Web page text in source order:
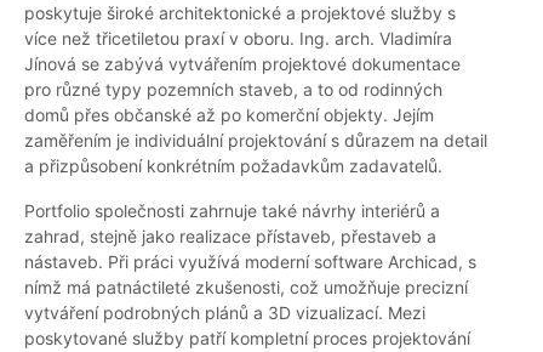
poskytuje široké architektonické a projektové služby s
více než třicetiletou praxí v oboru. Ing. arch. Vladimíra
Jínová se zabývá vytvářením projektové dokumentace
pro různé typy pozemních staveb, a to od rodinných
domů přes občanské až po komerční objekty. Jejím
zaměřením je individuální projektování s důrazem na detail
a přizpůsobení konkrétním požadavkům zadavatelů.
Portfolio společnosti zahrnuje také návrhy interiérů a
zahrad, stejně jako realizace přístaveb, přestaveb a
nástaveb. Při práci využívá moderní software Archicad, s
nímž má patnáctileté zkušenosti, což umožňuje precizní
vytváření podrobných plánů a 3D vizualizací. Mezi
poskytované služby patří kompletní proces projektování